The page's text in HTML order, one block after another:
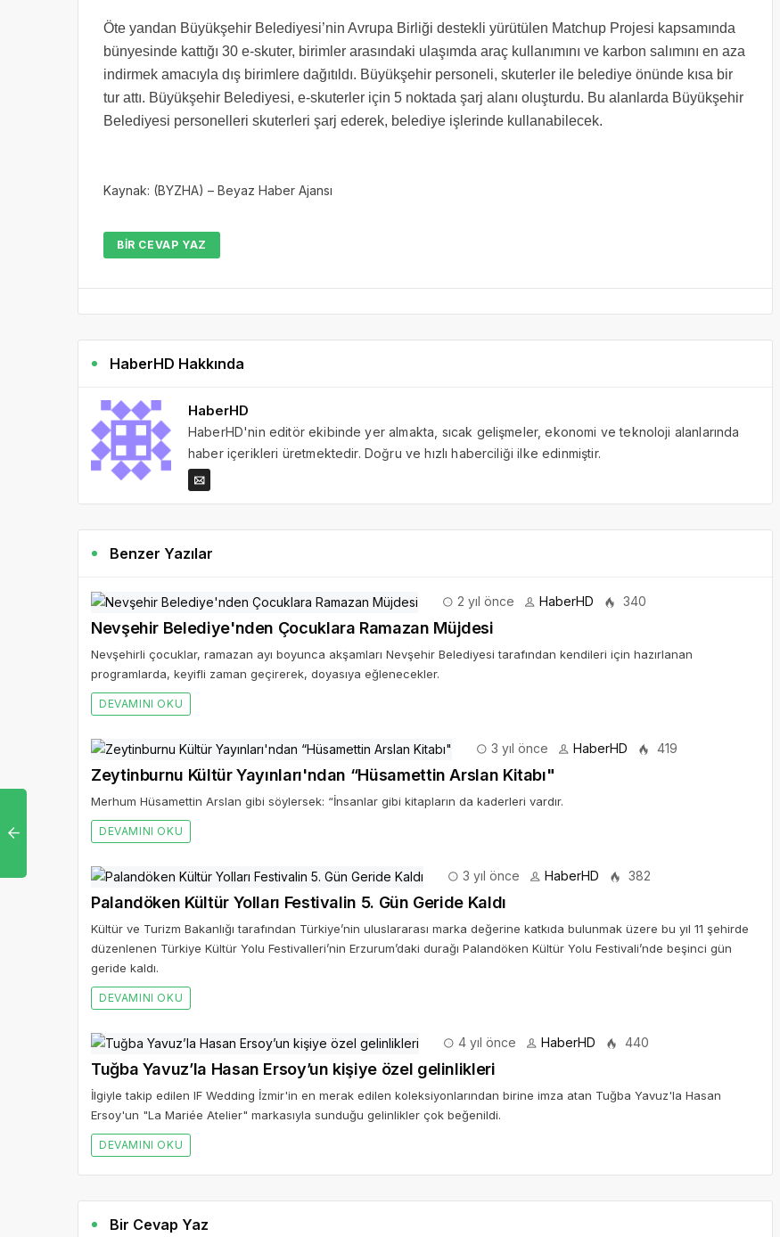
Öte yandan Büyükşehir Belediyesi’nin Avrupa Birliği destekli yürütülen Matchup Projesi kapsamında
bünyesinde kattığı 30 e-skuter, birimler arasındaki ulaşımda araç kullanımını ve karbon salımını en aza
indirmek amacıyla dış birimlere dağıtıldı. Büyükşehir personeli, skuterler ile belediye önünde kısa bir
tur attı. Büyükşehir Belediyesi, e-skuterler için 5 noktada şarj alanı oluşturdu. Bu alanlarda Büyükşehir
Belediyesi personelleri skuterleri şarj ederek, belediye işlerinde kullanabilecek.
Kaynak: (BYZHA) – Beyaz Haber Ajansı
BIR CEVAP YAZ
HaberHD Hakkında
HaberHD
HaberHD'nin editör ekibinde yer almakta, sıcak gelişmeler, ekonomi ve teknoloji alanlarında
haber içerikleri üretmektedir. Doğru ve hızlı haberciliği ilke edinmiştir.
Benzer Yazılar
2 yıl önce HaberHD 340
Nevşehir Belediye'nden Çocuklara Ramazan Müjdesi
Nevşehirli çocuklar, ramazan ayı boyunca akşamları Nevşehir Belediyesi tarafından kendileri için hazırlanan
programlarda, keyifli zaman geçirerek, doyasıya eğlenecekler.
DEVAMINI OKU
3 yıl önce HaberHD 419
Zeytinburnu Kültür Yayınları'ndan “Hüsamettin Arslan Kitabı"
Merhum Hüsamettin Arslan gibi söylersek: “İnsanlar gibi kitapların da kaderleri vardır.
DEVAMINI OKU
3 yıl önce HaberHD 382
Palandöken Kültür Yolları Festivalin 5. Gün Geride Kaldı
Kültür ve Turizm Bakanlığı tarafından Türkiye’nin uluslararası marka değerine katkıda bulunmak üzere bu yıl 11 şehirde
düzenlenen Türkiye Kültür Yolu Festivalleri’nin Erzurum’daki durağı Palandöken Kültür Yolu Festivali’nde beşinci gün
geride kaldı.
DEVAMINI OKU
4 yıl önce HaberHD 440
Tuğba Yavuz’la Hasan Ersoy’un kişiye özel gelinlikleri
İlgiyle takip edilen IF Wedding İzmir'in en merak edilen koleksiyonlarından birine imza atan Tuğba Yavuz'la Hasan
Ersoy'un "La Mariée Atelier" markasıyla sunduğu gelinlikler çok beğenildi.
DEVAMINI OKU
Bir Cevap Yaz